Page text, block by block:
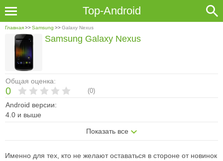
Top-Android
Главная>>Samsung >>Galaxy Nexus
Общая оценка:
0 (0)
Android версии:
4.0 и выше
Показать все
Samsung Galaxy Nexus
Именно для тех, кто не желают оставаться в стороне от новинок